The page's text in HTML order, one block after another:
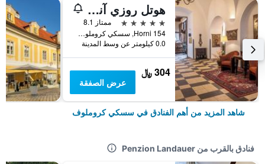
هوتل روزي آند ويلنيس
5 نجوم
ممتاز 8.1
Horni 154, سسكي كروملوف, منطقة جنوب بوهيميا, جمهورية التشيك
0.0 كيلومتر عن وسط المدينة
304 ﷼
عرض الصفقة
شاهد المزيد من أهم الفنادق في سسكي كروملوف
فنادق بالقرب من Penzion Landauer